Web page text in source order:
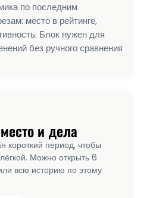
по последним
место в рейтинге,
Блок нужен для
без ручного сравнения
и дела
короткий период, чтобы
Можно открыть 6
всю историю по этому